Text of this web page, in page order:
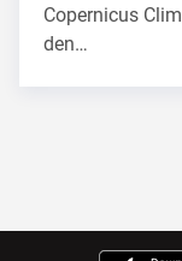
Copernicus
den…